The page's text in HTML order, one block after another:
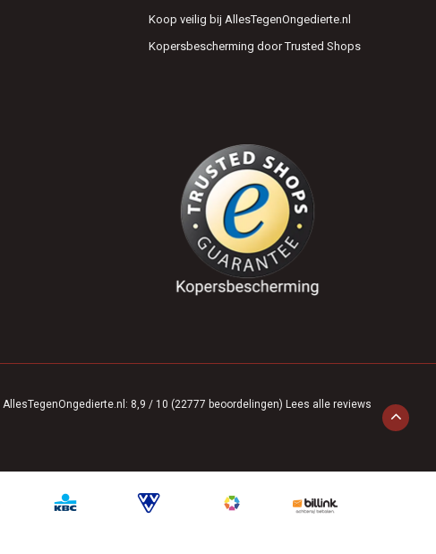
Koop veilig bij AllesTegenOngedierte.nl
Kopersbescherming door Trusted Shops
AllesTegenOngedierte.nl : 8,9 / 10 (22777 beoordelingen) Lees alle reviews